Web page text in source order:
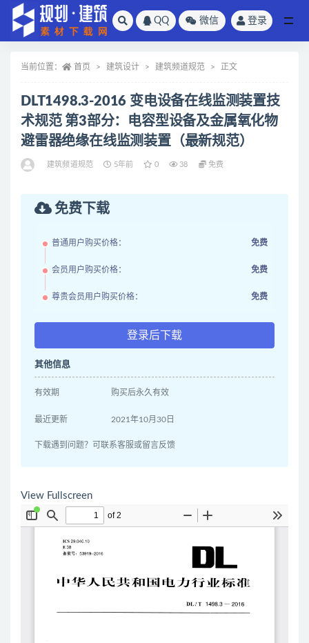
QQ 微信 登录
当前位置： 首页 建筑设计 建筑频道规范 正文
DLT1498.3-2016 变电设备在线监测装置技
术规范 第3部分：电容型设备及金属氧化物
避雷器绝缘在线监测装置（最新规范）
建筑频道规范 5年前 0 38 免费
免费下载
普通用户购买价格： 免费
会员用户购买价格： 免费
尊贵会员用户购买价格： 免费
登录后下载
其他信息
有效期 购买后永久有效
最近更新 2021年10月30日
下载遇到问题？可联系客服或留言反馈
View Fullscreen
全部